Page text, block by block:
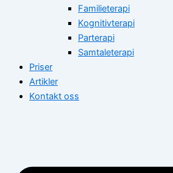
Familieterapi
Kognitivterapi
Parterapi
Samtaleterapi
Priser
Artikler
Kontakt oss